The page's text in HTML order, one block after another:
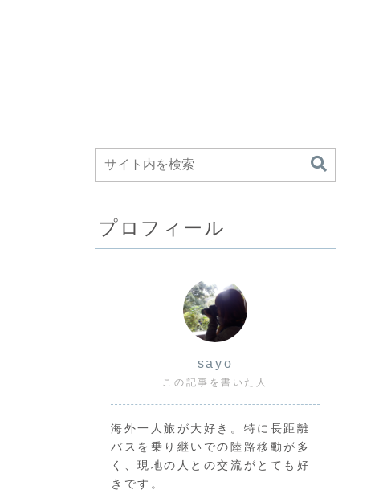
プロフィール
sayo
この記事を書いた人
海外一人旅が大好き。特に長距離
バスを乗り継いでの陸路移動が多
く、現地の人との交流がとても好
きです。